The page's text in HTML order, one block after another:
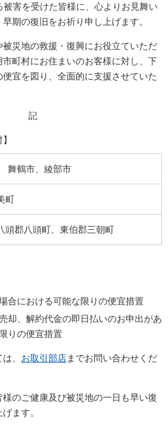
害を受けた皆様に、心よりお見舞い
期の復旧をお祈り申し上げます。
災地の救援・復興にお役立ていただ
市町村にお住まいのお客様に対し、下
宜を図り、全面的に支援させていた
記
舞鶴市、綾部市
町
頭郡八頭町、東伯郡三朝町
合における可能な限りの便宜措置
却、解約代金の即日払いのお申出があ
りの便宜措置
、 お取引部店までお問い合わせくだ
のご健康及び被災地の一日も早い復
ます。